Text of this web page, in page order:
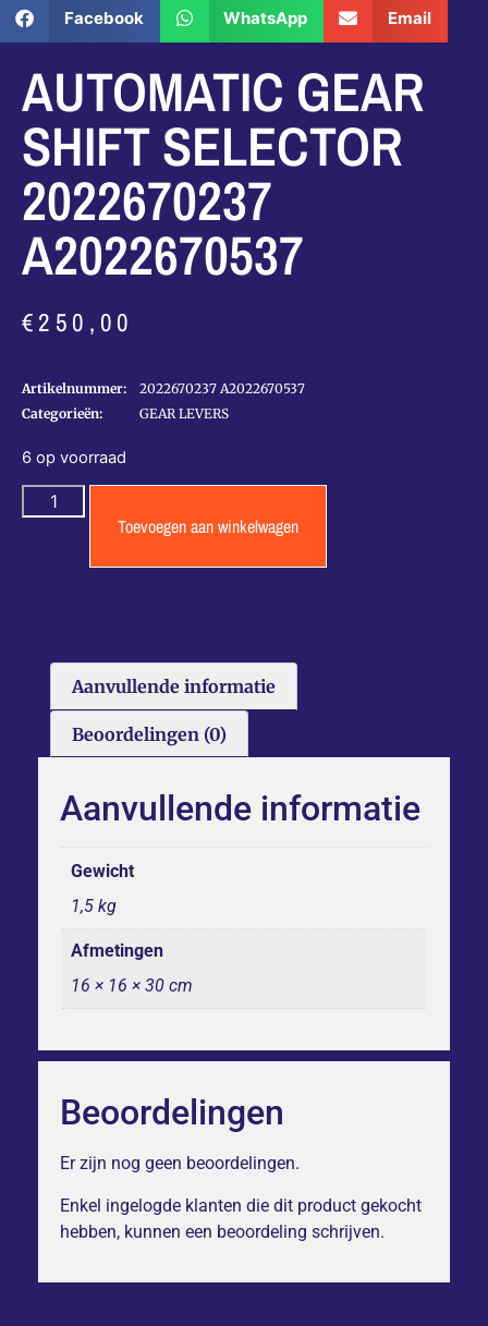
Facebook WhatsApp Email
AUTOMATIC GEAR
SHIFT SELECTOR
2022670237
A2022670537
€250,00
Artikelnummer:
2022670237 A2022670537
Categorieën:
GEAR LEVERS
6 op voorraad
Toevoegen aan winkelwagen
Aanvullende informatie
Beoordelingen (0)
Aanvullende informatie
Gewicht
1,5 kg
Afmetingen
16 × 16 × 30 cm
Beoordelingen
Er zijn nog geen beoordelingen.
Enkel ingelogde klanten die dit product gekocht
hebben, kunnen een beoordeling schrijven.